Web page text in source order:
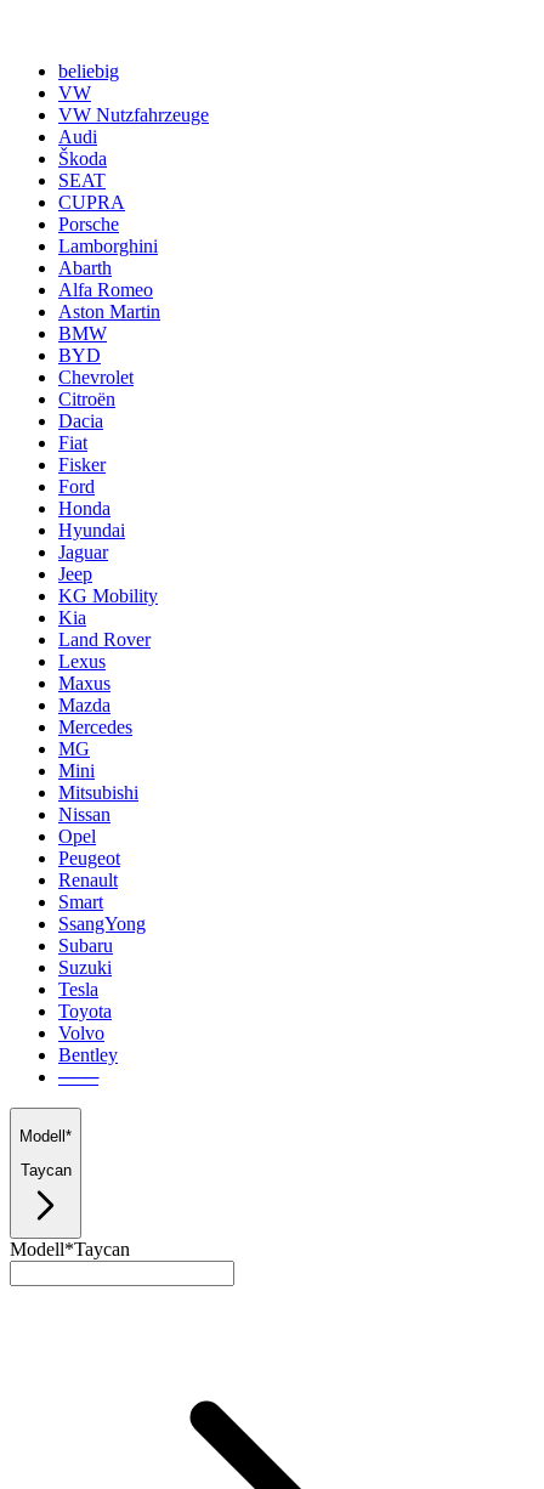
beliebig
VW
VW Nutzfahrzeuge
Audi
Škoda
SEAT
CUPRA
Porsche
Lamborghini
Abarth
Alfa Romeo
Aston Martin
BMW
BYD
Chevrolet
Citroën
Dacia
Fiat
Fisker
Ford
Honda
Hyundai
Jaguar
Jeep
KG Mobility
Kia
Land Rover
Lexus
Maxus
Mazda
Mercedes
MG
Mini
Mitsubishi
Nissan
Opel
Peugeot
Renault
Smart
SsangYong
Subaru
Suzuki
Tesla
Toyota
Volvo
Bentley
───
Modell*
Taycan
Modell*Taycan